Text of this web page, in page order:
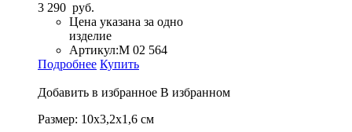
3 290 руб.
Цена указана за одно
изделие
Артикул:М 02 564
Подробнее Купить
Добавить в избранное В избранном
Размер: 10х3,2х1,6 см